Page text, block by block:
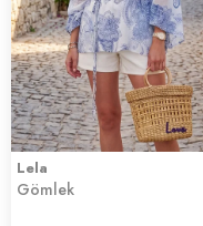
Lela
Gömlek